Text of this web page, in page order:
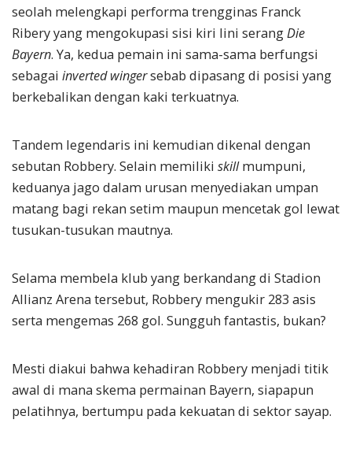
seolah melengkapi performa trengginas Franck
Ribery yang mengokupasi sisi kiri lini serangDie
Bayern. Ya, kedua pemain ini sama-sama berfungsi
sebagai inverted wingersebab dipasang di posisi yang
berkebalikan dengan kaki terkuatnya.
Tandem legendaris ini kemudian dikenal dengan
sebutan Robbery. Selain memiliki skillmumpuni,
keduanya jago dalam urusan menyediakan umpan
matang bagi rekan setim maupun mencetak gol lewat
tusukan-tusukan mautnya.
Selama membela klub yang berkandang di Stadion
Allianz Arena tersebut, Robbery mengukir 283 asis
serta mengemas 268 gol. Sungguh fantastis, bukan?
Mesti diakui bahwa kehadiran Robbery menjadi titik
awal di mana skema permainan Bayern, siapapun
pelatihnya, bertumpu pada kekuatan di sektor sayap.